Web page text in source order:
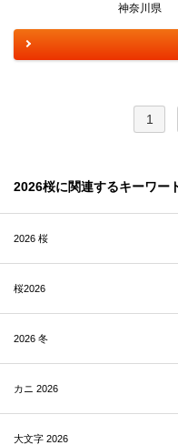
神奈川県
1
2026桜に関連するキーワー
2026 桜
桜2026
2026 冬
カニ 2026
大文字 2026